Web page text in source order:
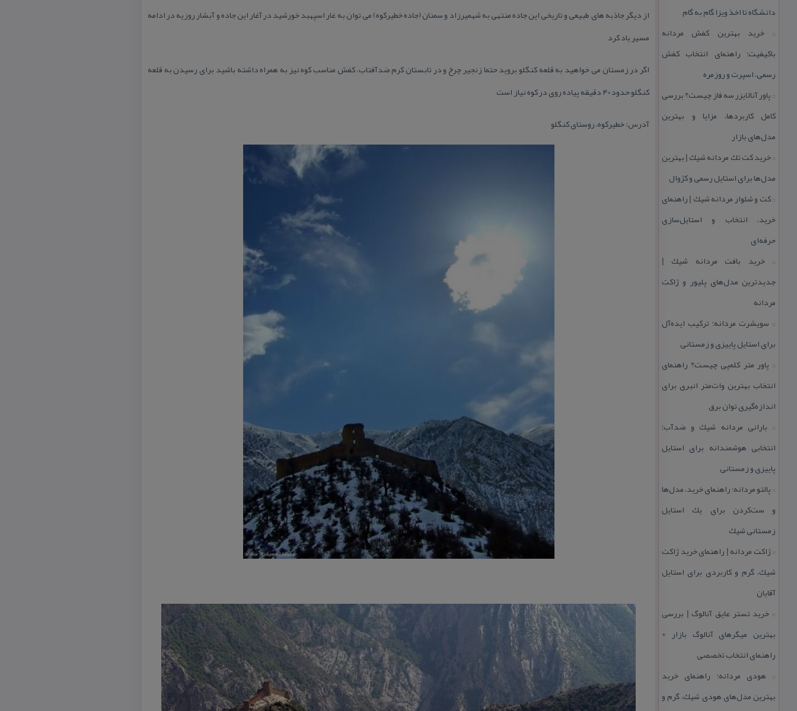
دانشگاه تا اخذ ویزا گام به گام
::خرید بهترین كفش مردانه
باكیفیت؛ راهنمای انتخاب كفش
رسمی، اسپرت و روزمره
:: پاور آنالایزر سه فاز چیست؟ بررسی
كامل كاربردها، مزایا و بهترین
مدل‌های بازار
::خرید كت تك مردانه شیك | بهترین
مدل‌ها برای استایل رسمی و كژوال
::كت و شلوار مردانه شیك | راهنمای
خرید، انتخاب و استایل‌سازی
حرفه‌ای
::خرید بافت مردانه شیك |
جدیدترین مدل‌های پلیور و ژاكت
مردانه
:: سویشرت مردانه؛ تركیب ایده‌آل
برای استایل پاییزی و زمستانی
:: پاور متر كلمپی چیست؟ راهنمای
انتخاب بهترین وات‌متر انبری برای
اندازه‌گیری توان برق
:: بارانی مردانه شیك و ضدآب؛
انتخابی هوشمندانه برای استایل
پاییزی و زمستانی
:: پالتو مردانه؛ راهنمای خرید، مدل‌ها
و ست‌كردن برای یك استایل
زمستانی شیك
::ژاكت مردانه | راهنمای خرید ژاكت
شیك، گرم و كاربردی برای استایل
آقایان
:: خرید تستر عایق آنالوگ | بررسی
بهترین میگرهای آنالوگ بازار +
راهنمای انتخاب تخصصی
:: هودی مردانه؛ راهنمای خرید
بهترین مدل‌های هودی شیك، گرم و
از دیگر جاذبه های طبیعی و تاریخی این جاده منتهی به شهمیرزاد و سمنان (جاده خطیركوه) می توان به غار اسپهبد خورشید در آغار این جاده و آبشار روزیه در ادامه
مسیر یاد كرد
اگر در زمستان می خواهید به قلعه كنگلو بروید حتما زنجیر چرخ و در تابستان كرم ضدآفتاب، كفش مناسب كوه نیز به همراه داشته باشید برای رسیدن به قلعه
كنگلو حدود ۴۰ دقیقه پیاده روی در كوه نیاز است
آدرس: خطیركوه، روستای كنگلو